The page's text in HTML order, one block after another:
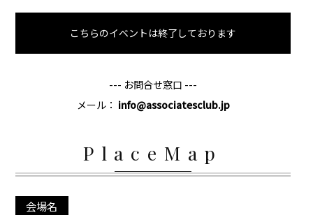
こちらのイベントは終了しております
--- お問合せ窓口 ---
メール： info@associatesclub.jp
PlaceMap
会場名